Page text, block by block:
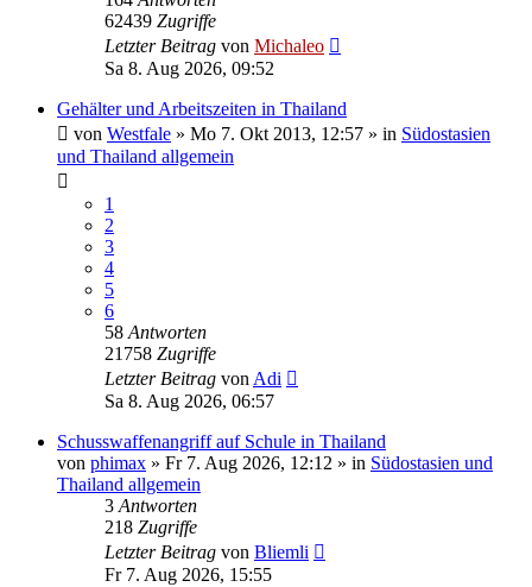
62439 Zugriffe
Letzter Beitrag von Michaleo
Sa 8. Aug 2026, 09:52
Gehälter und Arbeitszeiten in Thailand
von Westfale » Mo 7. Okt 2013, 12:57 » in Südostasien
und Thailand allgemein
1
2
3
4
5
6
58Antworten
21758 Zugriffe
Letzter Beitrag vonAdi
Sa 8. Aug 2026, 06:57
Schusswaffenangriff auf Schule in Thailand
von phimax » Fr 7. Aug 2026, 12:12 » in Südostasien und
Thailand allgemein
3Antworten
218 Zugriffe
Letzter Beitrag von Bliemli
Fr 7. Aug 2026, 15:55